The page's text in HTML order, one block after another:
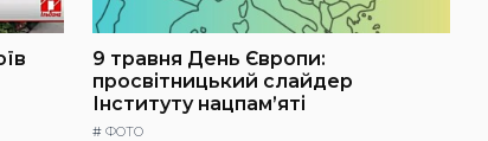
9 травня День Європи:
просвітницький слайдер
Інституту нацпам’яті
# ФОТО